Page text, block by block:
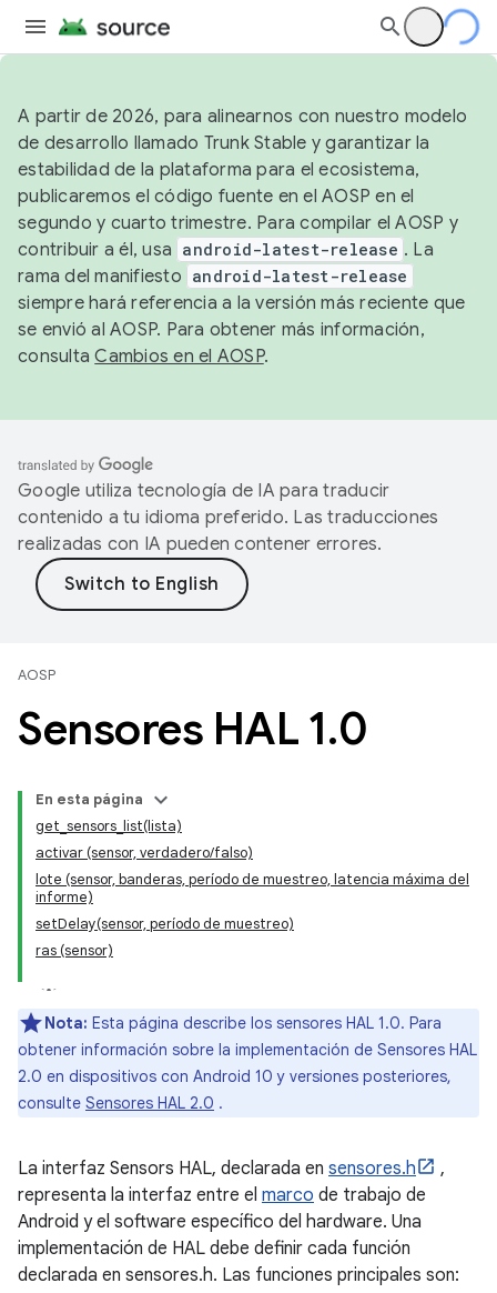
A partir de 2026, para alinearnos con nuestro modelo
de desarrollo llamado Trunk Stable y garantizar la
estabilidad de la plataforma para el ecosistema,
publicaremos el código fuente en el AOSP en el
segundo y cuarto trimestre. Para compilar el AOSP y
contribuir a él, usa android-latest-release . La
rama del manifiesto android-latest-release
siempre hará referencia a la versión más reciente que
se envió al AOSP. Para obtener más información,
consultaCambios en el AOSP.
Google utiliza tecnología de IA para traducir
contenido a tu idioma preferido. Las traducciones
realizadas con IA pueden contener errores.
AOSP
Sensores HAL 1.0
En esta página
get_sensors_list(lista)
activar (sensor, verdadero/falso)
lote (sensor, banderas, período de muestreo, latencia máxima del
informe)
setDelay(sensor, período de muestreo)
ras (sensor)
Nota: Esta página describe los sensores HAL 1.0. Para
obtener información sobre la implementación de Sensores HAL
2.0 en dispositivos con Android 10 y versiones posteriores,
consulte Sensores HAL 2.0 .
La interfaz Sensors HAL, declarada en sensores.h
,
representa la interfaz entre el marco de trabajo de
Android y el software específico del hardware. Una
implementación de HAL debe definir cada función
declarada en sensores.h. Las funciones principales son: